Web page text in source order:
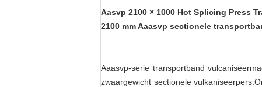
Aasvp 2100 × 1000 Hot Splicing Press
2100 mm Aaasvp sectionele
Aaasvp-serie transportband
zwaargewicht sectionele